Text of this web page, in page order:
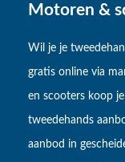
Motoren &
Wil je je
gratis online via
en scooters koop
tweedehands
aanbod in